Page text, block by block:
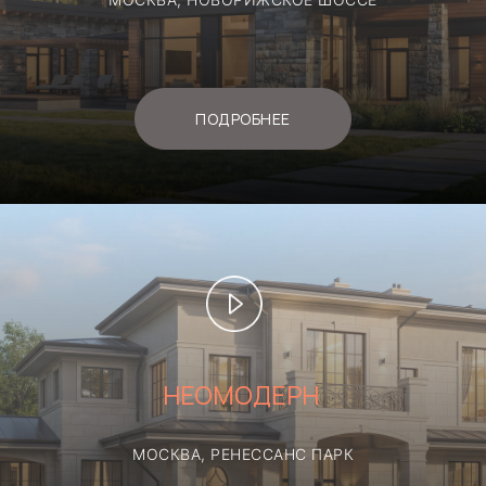
ПОДРОБНЕЕ
НЕОМОДЕРН
МОСКВА, РЕНЕССАНС ПАРК
Эксплуатация, сезонный уход,
техническое обслуживание.
МЕЧТЫ — ОТ ЭСКИЗА
ДО ЗАСЕЛЕНИЯ